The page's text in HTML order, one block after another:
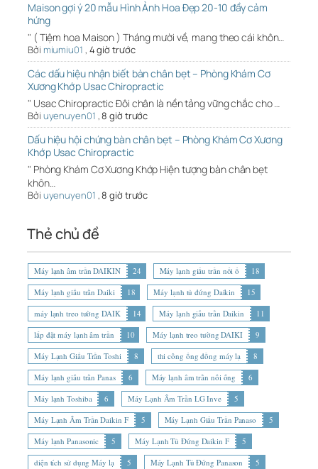
Maison gợi ý 20 mẫu Hình Ảnh Hoa Đẹp 20-10 đầy cảm
hứng
" ( Tiệm hoa Maison ) Tháng mười về, mang theo cái khôn…
Bởi miumiu01 , 4 giờ trước
Các dấu hiệu nhận biết bàn chân bẹt – Phòng Khám Cơ
Xương Khớp Usac Chiropractic
" Usac Chiropractic Đôi chân là nền tảng vững chắc cho …
Bởi uyenuyen01 ,8 giờ trước
Dấu hiệu hội chứng bàn chân bẹt – Phòng Khám Cơ Xương
Khớp Usac Chiropractic
" Phòng Khám Cơ Xương Khớp Hiện tượng bàn chân bẹt
khôn…
Bởi uyenuyen01 ,8 giờ trước
Thẻ chủ đề
Máy lạnh âm trần DAIKIN 24 Máy lạnh giấu trần nối ố
18
Máy lạnh giấu trần Daiki
18 Máy lạnh tủ đứng Daikin
15
máy lạnh treo tường DAIK
14 Máy lạnh giấu trần Daikin
11
lắp đặt máy lạnh âm trần
10 Máy lạnh treo tường DAIKI
9
Máy Lạnh Giấu Trần Toshi
8 thi công ống đồng máy lạ
8
Máy lạnh giấu trần Panas
6 Máy lạnh âm trần nối ống
6
Máy lạnh Toshiba
6 Máy Lạnh Âm Trần LG Inve
5
Máy Lạnh Âm Trần Daikin F
5 Máy Lạnh Giấu Trần Panaso
5
Máy lạnh Panasonic
5 Máy Lạnh Tủ Đứng Daikin F
5
diện tích sử dụng Máy lạ
5 Máy Lạnh Tủ Đứng Panason 5